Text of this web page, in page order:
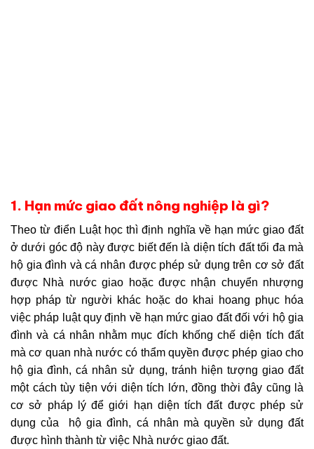
1. Hạn mức giao đất nông nghiệp là gì?
Theo từ điển Luật học thì định nghĩa về hạn mức giao đất
ở dưới góc độ này được biết đến là diện tích đất tối đa mà
hộ gia đình và cá nhân được phép sử dụng trên cơ sở đất
được Nhà nước giao hoặc được nhận chuyển nhượng
hợp pháp từ người khác hoặc do khai hoang phục hóa
việc pháp luật quy định về hạn mức giao đất đối với hộ gia
đình và cá nhân nhằm mục đích khống chế diện tích đất
mà cơ quan nhà nước có thẩm quyền được phép giao cho
hộ gia đình, cá nhân sử dụng, tránh hiện tượng giao đất
một cách tùy tiện với diện tích lớn, đồng thời đây cũng là
cơ sở pháp lý để giới hạn diện tích đất được phép sử
dụng của hộ gia đình, cá nhân mà quyền sử dụng đất
được hình thành từ việc Nhà nước giao đất.